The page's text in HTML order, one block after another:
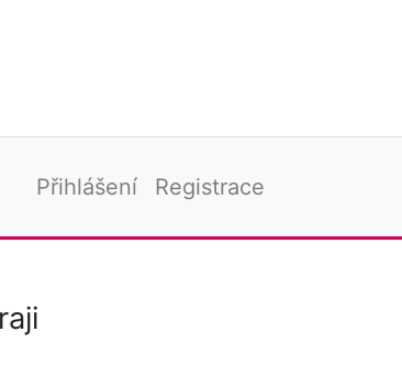
Přihlášení Registrace